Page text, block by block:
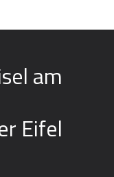
am
Eifel